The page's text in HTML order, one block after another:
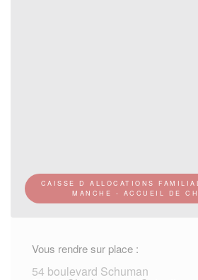
CAISSE D ALLOCATIONS
MANCHE - ACCUEIL DE
Vous rendre sur place :
54 boulevard Schuman